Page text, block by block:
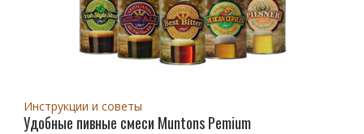
Инструкции и советы
Удобные пивные смеси Muntons Pemium